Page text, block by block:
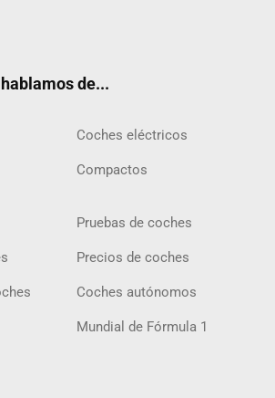
de...
Coches eléctricos
Compactos
Pruebas de coches
Precios de coches
Coches autónomos
Mundial de Fórmula 1